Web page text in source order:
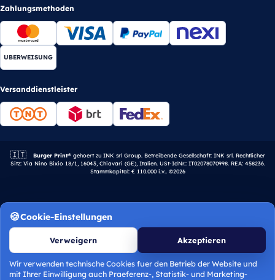
Zahlungsmethoden
UBERWEISUNG
Versanddienstleister
🇮🇹 Italienisches Unternehmen.
Burger Print®gehoert zu INK srl Group. Betreibende Gesellschaft: INK srl. Rechtlicher
Sitz: Via Nino Bixio 18/1, 16043, Chiavari (GE), Italien. USt-IdNr.: IT02078070998. REA: 458236.
Stammkapital: € 110.000 i.v.. ©2026
Cookie-Einstellungen
Verweigern Akzeptieren
Wir verwenden technische Cookies fuer den Betrieb der Website und
mit Ihrer Einwilligung auch Praeferenz-, Statistik- und Marketing-